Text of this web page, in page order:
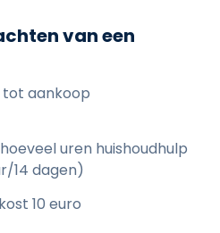
van een
aankoop
uren huishoudhulp
14 dagen)
10 euro